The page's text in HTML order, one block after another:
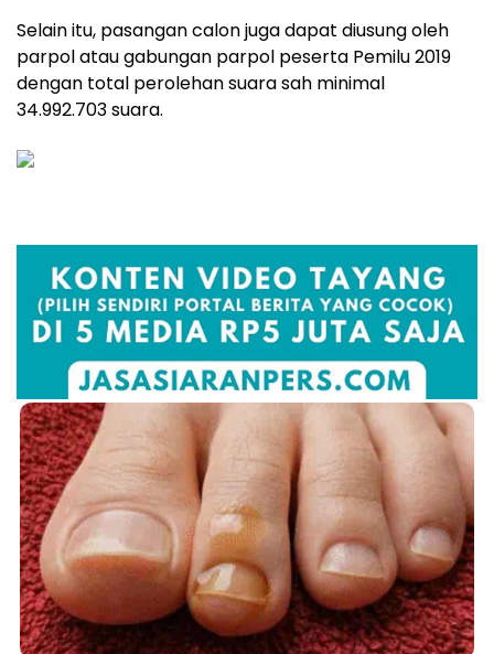
Selain itu, pasangan calon juga dapat diusung oleh
parpol atau gabungan parpol peserta Pemilu 2019
dengan total perolehan suara sah minimal
34.992.703 suara.